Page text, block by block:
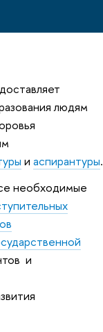
людям
и аспирантуры.
необходимые
и